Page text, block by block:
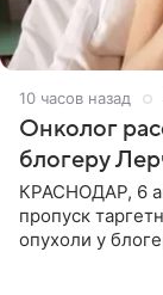
10 часов назад
Онколог
блогеру
КРАСНОДАР, 6
пропуск
опухоли у